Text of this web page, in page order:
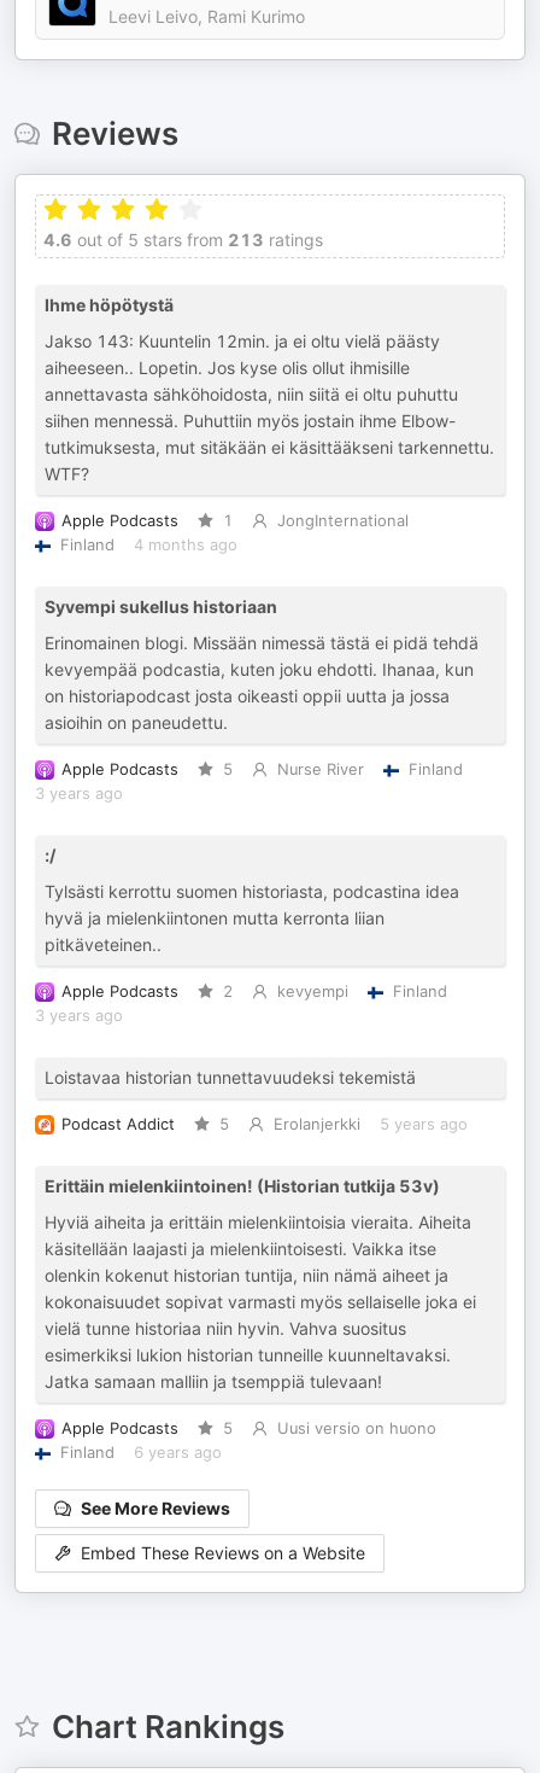
Leevi Leivo, Rami Kurimo
Reviews
4.6 out of 5 stars from 213 ratings
Ihme höpötystä
Jakso 143: Kuuntelin 12min. ja ei oltu vielä päästy
aiheeseen.. Lopetin. Jos kyse olis ollut ihmisille
annettavasta sähköhoidosta, niin siitä ei oltu puhuttu
siihen mennessä. Puhuttiin myös jostain ihme Elbow-
tutkimuksesta, mut sitäkään ei käsittääkseni tarkennettu.
WTF?
Apple Podcasts 1
JongInternational
Finland
4 months ago
Syvempi sukellus historiaan
Erinomainen blogi. Missään nimessä tästä ei pidä tehdä
kevyempää podcastia, kuten joku ehdotti. Ihanaa, kun
on historiapodcast josta oikeasti oppii uutta ja jossa
asioihin on paneudettu.
Apple Podcasts 5 Nurse River
Finland
3 years ago
:/
Tylsästi kerrottu suomen historiasta, podcastina idea
hyvä ja mielenkiintonen mutta kerronta liian
pitkäveteinen..
Apple Podcasts 2 kevyempi
Finland
3 years ago
Loistavaa historian tunnettavuudeksi tekemistä
Podcast Addict 5 Erolanjerkki 5 years ago
Erittäin mielenkiintoinen! (Historian tutkija 53v)
Hyviä aiheita ja erittäin mielenkiintoisia vieraita. Aiheita
käsitellään laajasti ja mielenkiintoisesti. Vaikka itse
olenkin kokenut historian tuntija, niin nämä aiheet ja
kokonaisuudet sopivat varmasti myös sellaiselle joka ei
vielä tunne historiaa niin hyvin. Vahva suositus
esimerkiksi lukion historian tunneille kuunneltavaksi.
Jatka samaan malliin ja tsemppiä tulevaan!
Apple Podcasts 5
Uusi versio on huono
Finland
6 years ago
See More Reviews
Embed These Reviews on a Website
Chart Rankings